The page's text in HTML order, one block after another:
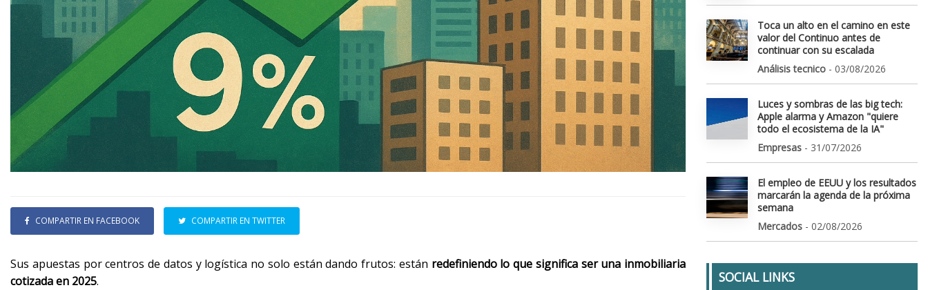
COMPARTIR EN FACEBOOK COMPARTIR EN TWITTER
Sus apuestas por centros de datos y logística no solo están dando frutos: están redefiniendo lo que significa ser una inmobiliaria
cotizada en 2025.
Toca un alto en el camino en este
valor del Continuo antes de
continuar con su escalada
Análisis tecnico - 03/08/2026
Luces y sombras de las big tech:
Apple alarma y Amazon "quiere
todo el ecosistema de la IA"
Empresas - 31/07/2026
El empleo de EEUU y los resultados
marcarán la agenda de la próxima
semana
Mercados - 02/08/2026
SOCIAL LINKS